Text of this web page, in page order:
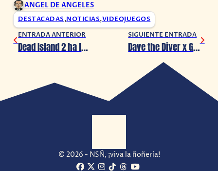
ANGEL DE ANGELES
DESTACADAS,NOTICIAS,VIDEOJUEGOS
ENTRADA ANTERIOR
Dead Island 2 ha llegado a Xbox Games Pass
SIGUIENTE ENTRADA
Dave the Diver x Godzilla muestra su nuevo tráiler
© 2026 - NSÑ, ¡viva la ñoñería!